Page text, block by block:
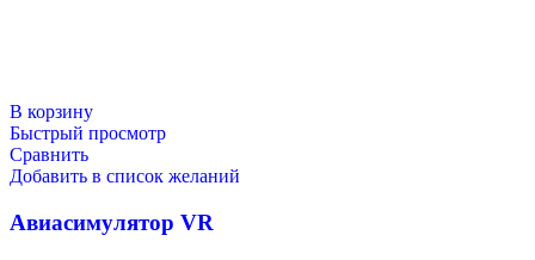
В корзину
Быстрый просмотр
Сравнить
Добавить в список желаний
Авиасимулятор VR